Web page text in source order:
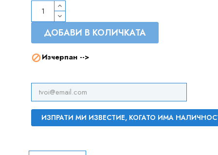
ДОБАВИ В КОЛИЧКАТА
 Изчерпан -->
ИЗПРАТИ МИ ИЗВЕСТИЕ, КОГАТО ИМА